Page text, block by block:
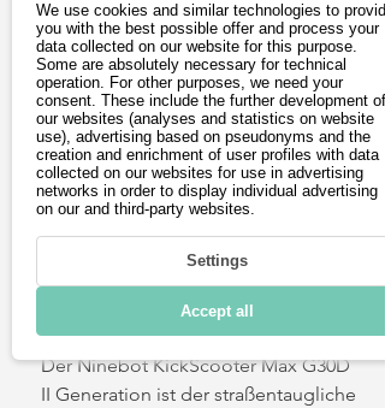
Ninebot Max G30D II
Generation
Der Ninebot KickScooter Max G30D
II Generation ist der straßentaugliche
We use cookies and similar technologies to provide
you with the best possible offer and process your
data collected on our website for this purpose.
Some are absolutely necessary for technical
operation. For other purposes, we need your
consent. These include the further development of
our websites (analyses and statistics on website
use), advertising based on pseudonyms and the
creation and enrichment of user profiles with data
collected on our websites for use in advertising
networks in order to display individual advertising
on our and third-party websites.
Settings
Accept all